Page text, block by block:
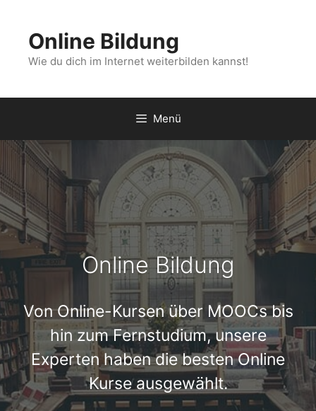
springenOnline Bildung
Wie du dich im Internet weiterbilden kannst!
Menü
Online Bildung
Von Online-Kursen über MOOCs bis
hin zum Fernstudium, unsere
Experten haben die besten Online
Kurse ausgewählt.